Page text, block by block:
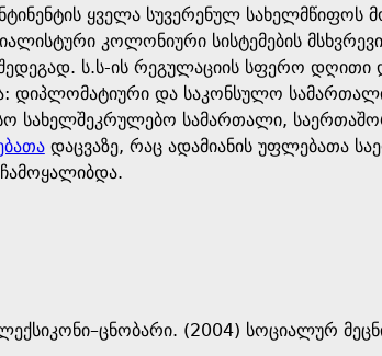
ყველა სუვერენულ
კოლონიური სისტემების
ს.ს-ის რეგულაციის სფერო დღითი
დიპლომატიური და საკონსულო
სახელშეკრულებო სამართალი,
დაცვაზე, რაც ადამიანის უფლებათა
(2004) სოციალურ